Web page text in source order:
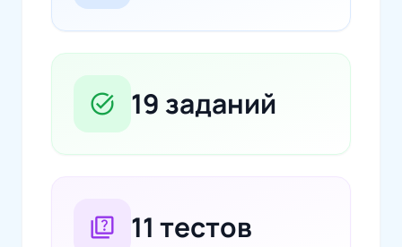
task_alt 19 заданий
quiz 11 тестов